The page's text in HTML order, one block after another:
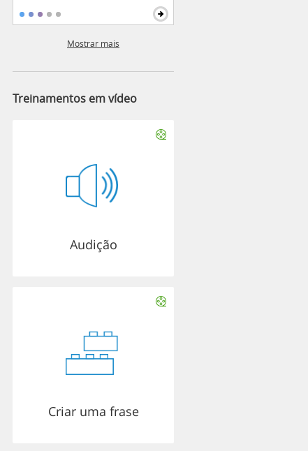
Mostrar mais
Treinamentos em vídeo
Audição
Criar uma frase